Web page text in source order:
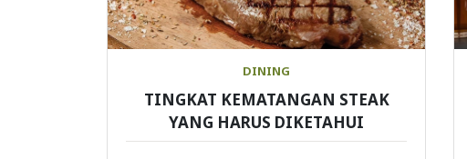
DINING
TINGKAT KEMATANGAN STEAK
YANG HARUS DIKETAHUI